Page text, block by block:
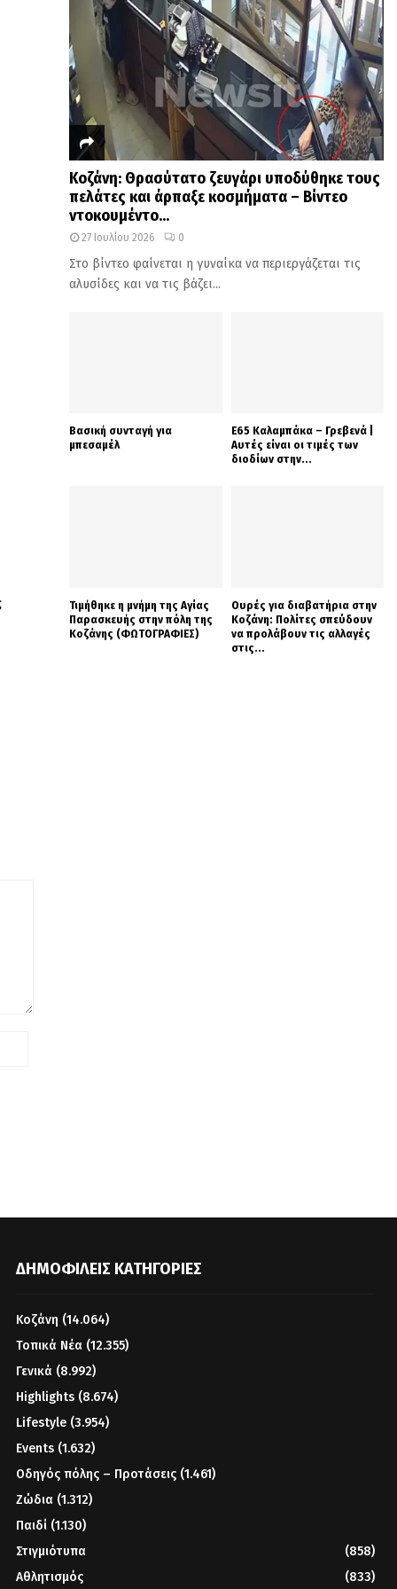
Κοζάνη: Θρασύτατο ζευγάρι υποδύθηκε τους
πελάτες και άρπαξε κοσμήματα – Βίντεο
ντοκουμέντο...
27 Ιουλίου 2026 0
Στο βίντεο φαίνεται η γυναίκα να περιεργάζεται τις
αλυσίδες και να τις βάζει...
Βασική συνταγή για
μπεσαμέλ
Ε65 Καλαμπάκα – Γρεβενά |
Αυτές είναι οι τιμές των
διοδίων στην...
Τιμήθηκε η μνήμη της Αγίας
Παρασκευής στην πόλη της
Κοζάνης (ΦΩΤΟΓΡΑΦΙΕΣ)
Ουρές για διαβατήρια στην
Κοζάνη: Πολίτες σπεύδουν
να προλάβουν τις αλλαγές
στις...
ΔΗΜΟΦΙΛΕΊΣ ΚΑΤΗΓΟΡΊΕΣ
Κοζάνη (14.064)
Τοπικά Νέα (12.355)
Γενικά (8.992)
Highlights (8.674)
Lifestyle (3.954)
Events (1.632)
Οδηγός πόλης – Προτάσεις (1.461)
Ζώδια (1.312)
Παιδί (1.130)
Στιγμιότυπα
(858)
Αθλητισμός
(833)